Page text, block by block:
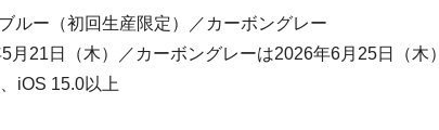
ルー（初回生産限定）／カーボングレー
21日（木）／カーボングレーは2026年6月25日（木）
iOS 15.0以上